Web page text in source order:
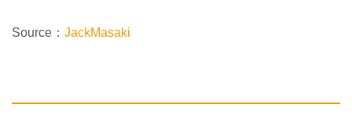
Source： JackMasaki